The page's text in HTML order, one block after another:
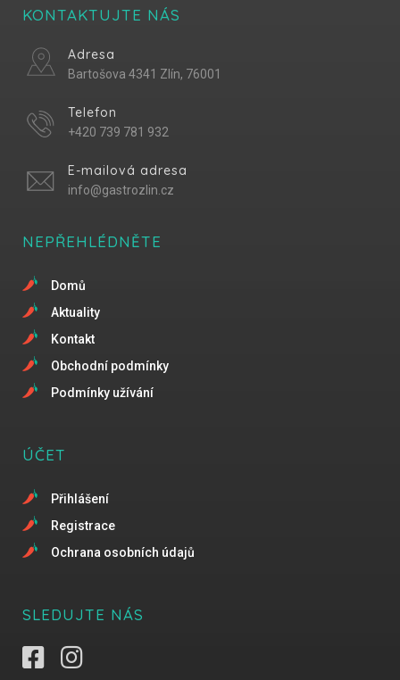
KONTAKTUJTE NÁS
Adresa
Bartošova 4341 Zlín, 76001
Telefon
+420 739 781 932
E-mailová adresa
info@gastrozlin.cz
NEPŘEHLÉDNĚTE
Domů
Aktuality
Kontakt
Obchodní podmínky
Podmínky užívání
ÚČET
Přihlášení
Registrace
Ochrana osobních údajů
SLEDUJTE NÁS